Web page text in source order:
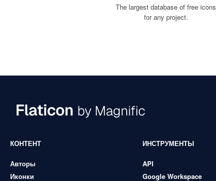
The largest database of free icons
for any project.
КОНТЕНТ
Авторы
Иконки
ИНСТРУМЕНТЫ
API
Google Workspace